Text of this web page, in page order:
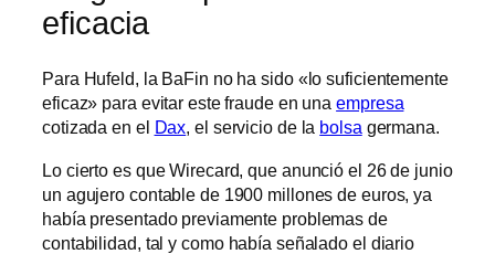
eficacia
Para Hufeld, la BaFin no ha sido «lo suficientemente
eficaz» para evitar este fraude en unaempresa
cotizada en el Dax, el servicio de la bolsa germana.
Lo cierto es que Wirecard, que anunció el 26 de junio
un agujero contable de 1900 millones de euros, ya
había presentado previamente problemas de
contabilidad, tal y como había señalado el diario